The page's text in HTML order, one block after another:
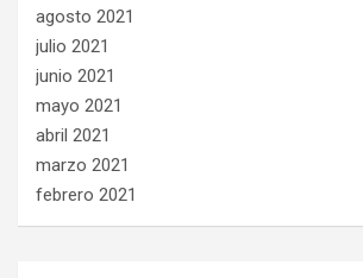
agosto 2021
julio 2021
junio 2021
mayo 2021
abril 2021
marzo 2021
febrero 2021